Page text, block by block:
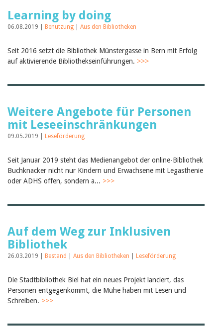
Learning by doing
06.08.2019 | Benutzung Aus den Bibliotheken
Seit 2016 setzt die Bibliothek Münstergasse in Bern mit Erfolg
auf aktivierende Bibliothekseinführungen. >>>
Weitere Angebote für Personen
mit Leseeinschränkungen
09.05.2019 | Leseförderung
Seit Januar 2019 steht das Medienangebot der online-Bibliothek
Buchknacker nicht nur Kindern und Erwachsene mit Legasthenie
oder ADHS offen, sondern a... >>>
Auf dem Weg zur Inklusiven
Bibliothek
26.03.2019 | Bestand Aus den Bibliotheken Leseförderung
Die Stadtbibliothek Biel hat ein neues Projekt lanciert, das
Personen entgegenkommt, die Mühe haben mit Lesen und
Schreiben. >>>